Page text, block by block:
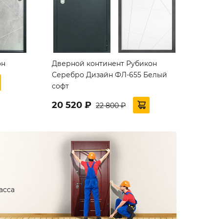
Дверной континент Рубикон
Серебро Дизайн ФЛ-655 Белый
софт
20 520 ₽ 22 800 ₽